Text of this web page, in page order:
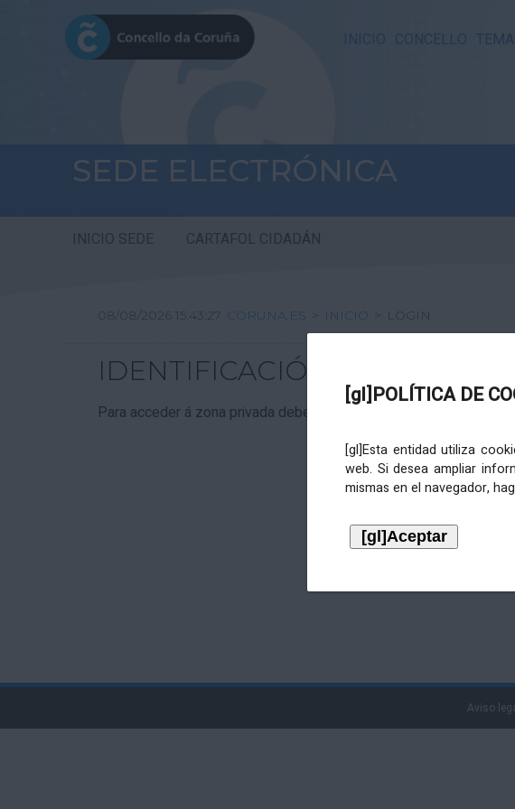
INICIO CONCELLO
SEDE ELECTRÓNICA
INICIO SEDE CARTAFOL CIDADÁN
[gl]POLÍTICA DE
[gl]Esta entidad utiliza
web. Si desea ampliar
mismas en el navegador,
08/08/2026 15:43:27 CORUNA.ES > INICIO > LOGIN
IDENTIFICACIÓN
Para acceder á zona privada debe identificarse mediante Cl@ve.
Aviso